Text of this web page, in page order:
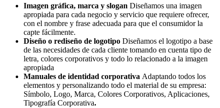
Imagen gráfica, marca y slogan Diseñamos una imagen
apropiada para cada negocio y servicio que requiere ofrecer,
con el nombre y frase adecuada para que el consumidor la
capte fácilmente.
Diseño o rediseño de logotipo Diseñamos el logotipo a base
de las necesidades de cada cliente tomando en cuenta tipo de
letra, colores corporativos y todo lo relacionado a la imagen
apropiada
Manuales de identidad corporativa Adaptando todos los
elementos y personalizando todo el material de su empresa:
Símbolo, Logo, Marca, Colores Corporativos, Aplicaciones,
Tipografía Corporativa.